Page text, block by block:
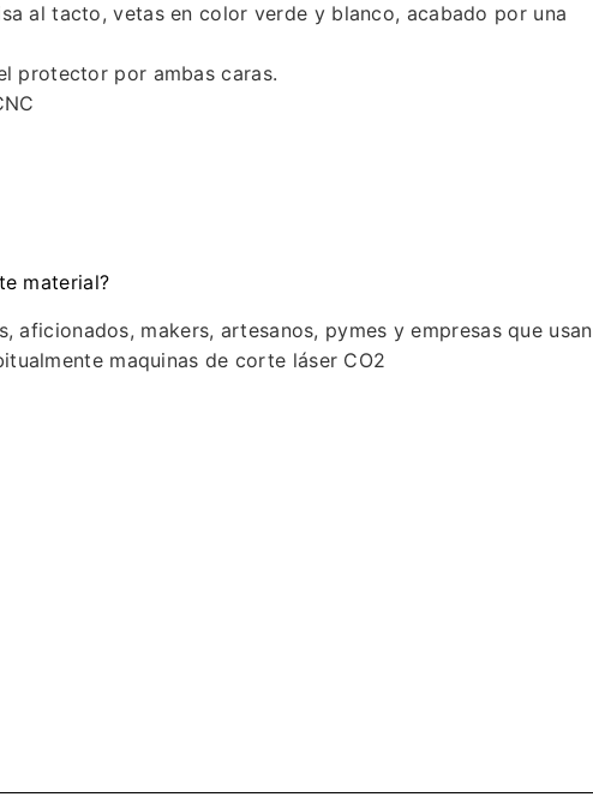
al tacto, vetas en color verde y blanco, acabado por una
protector por ambas caras.
material?
aficionados, makers, artesanos, pymes y empresas que usan
maquinas de corte láser CO2